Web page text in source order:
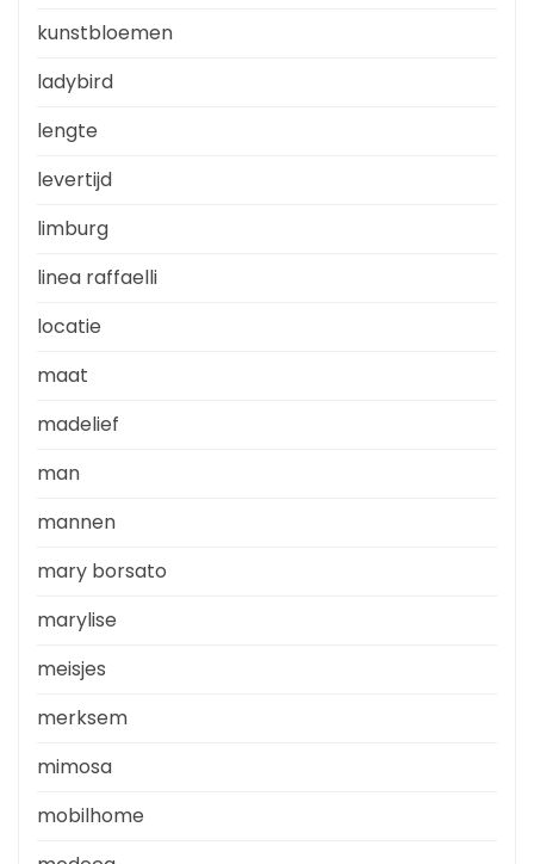
kunstbloemen
ladybird
lengte
levertijd
limburg
linea raffaelli
locatie
maat
madelief
man
mannen
mary borsato
marylise
meisjes
merksem
mimosa
mobilhome